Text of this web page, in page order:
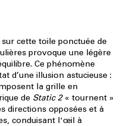
cette toile ponctuée de
provoque une légère
Ce phénomène
d’une illusion astucieuse :
la grille en
de Static 2« tournent »
directions opposées et à
conduisant l'œil à